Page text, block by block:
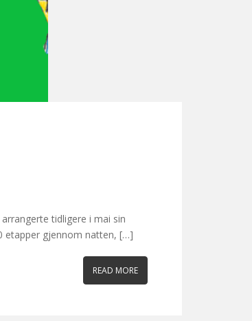
tidligere i mai sin
etapper gjennom natten, […]
READ MORE